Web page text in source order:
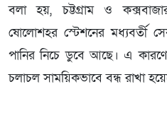
বলা হয়, চট্টগ্রাম ও
ষোলোশহর স্টেশনের মধ্যবর্তী
পানির নিচে ডুবে আছে। এ কারণে
চলাচল সাময়িকভাবে বন্ধ রাখা